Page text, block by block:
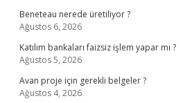
Beneteau nerede üretiliyor ?
Ağustos 6, 2026
Katılım bankaları faizsiz işlem yapar mı ?
Ağustos 5, 2026
Avan proje için gerekli belgeler ?
Ağustos 4, 2026